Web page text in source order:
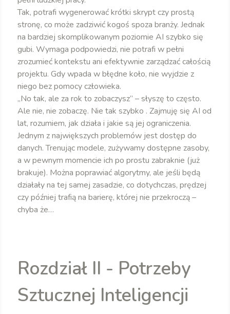
Tak, potrafi wygenerować krótki skrypt czy prostą
stronę, co może zadziwić kogoś spoza branży. Jednak
na bardziej skomplikowanym poziomie AI szybko się
gubi. Wymaga podpowiedzi, nie potrafi w pełni
zrozumieć kontekstu ani efektywnie zarządzać całością
projektu. Gdy wpada w błędne koło, nie wyjdzie z
niego bez pomocy człowieka.
„No tak, ale za rok to zobaczysz” – słyszę to często.
Ale nie, nie zobaczę. Nie tak szybko . Zajmuję się AI od
lat, rozumiem, jak działa i jakie są jej ograniczenia.
Jednym z największych problemów jest dostęp do
danych. Trenując modele, zużywamy dostępne zasoby,
a w pewnym momencie ich po prostu zabraknie (już
brakuje). Można poprawiać algorytmy, ale jeśli będą
działały na tej samej zasadzie, co dotychczas, prędzej
czy później trafią na barierę, której nie przekroczą –
chyba że…
Rozdział II - Potrzeby
Sztucznej Inteligencji